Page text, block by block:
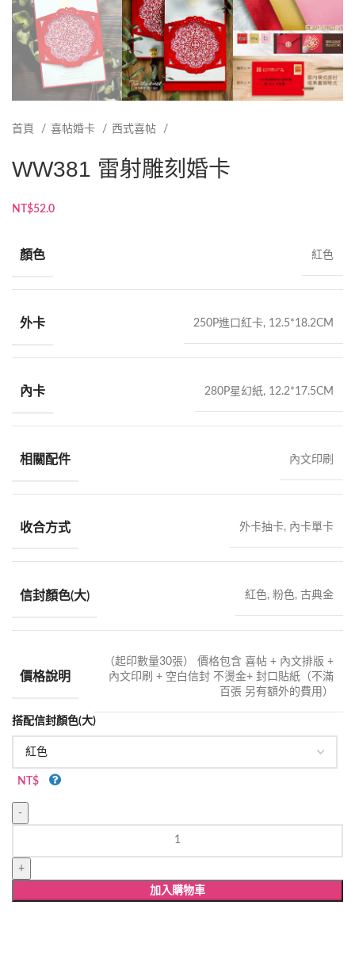
首頁 喜帖婚卡 西式喜帖
WW381 雷射雕刻婚卡
NT$52.0
顏色 紅色
外卡 250P進口紅卡, 12.5*18.2CM
內卡 280P星幻紙, 12.2*17.5CM
相關配件 內文印刷
收合方式 外卡抽卡, 內卡單卡
信封顏色(大) 紅色, 粉色, 古典金
價格說明
（起印數量30張） 價格包含 喜帖 + 內文排版 +
內文印刷 + 空白信封 不燙金+ 封口貼紙（不滿
百張 另有額外的費用）
搭配信封顏色(大)
NT$
射
雕
刻
加入購物車